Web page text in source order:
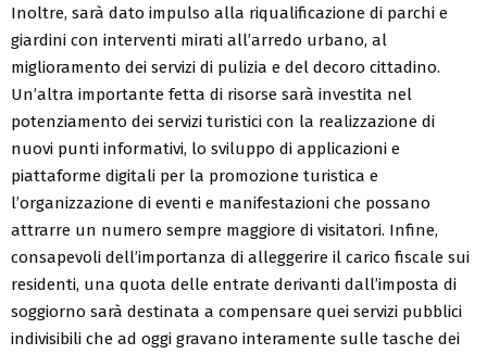
Inoltre, sarà dato impulso alla riqualificazione di parchi e
giardini con interventi mirati all’arredo urbano, al
miglioramento dei servizi di pulizia e del decoro cittadino.
Un’altra importante fetta di risorse sarà investita nel
potenziamento dei servizi turistici con la realizzazione di
nuovi punti informativi, lo sviluppo di applicazioni e
piattaforme digitali per la promozione turistica e
l’organizzazione di eventi e manifestazioni che possano
attrarre un numero sempre maggiore di visitatori. Infine,
consapevoli dell’importanza di alleggerire il carico fiscale sui
residenti, una quota delle entrate derivanti dall’imposta di
soggiorno sarà destinata a compensare quei servizi pubblici
indivisibili che ad oggi gravano interamente sulle tasche dei